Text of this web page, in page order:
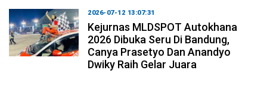
2026-07-12 13:07:31
Kejurnas MLDSPOT Autokhana
2026 Dibuka Seru Di Bandung,
Canya Prasetyo Dan Anandyo
Dwiky Raih Gelar Juara